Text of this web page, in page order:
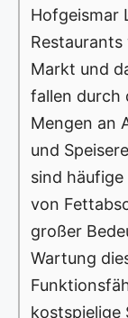
Hofgeismar
Markt und
fallen durch
Mengen an
und
sind
von
großer
Wartung
kostspielige